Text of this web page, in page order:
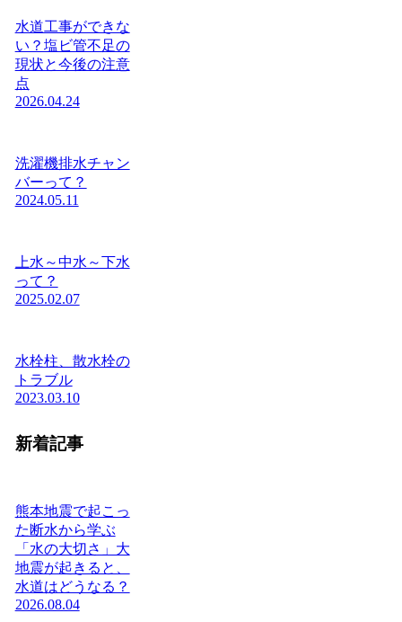
水道工事ができな
い？塩ビ管不足の
現状と今後の注意
点
2026.04.24
洗濯機排水チャン
バーって？
2024.05.11
上水～中水～下水
って？
2025.02.07
水栓柱、散水栓の
トラブル
2023.03.10
新着記事
熊本地震で起こっ
た断水から学ぶ
「水の大切さ」大
地震が起きると、
水道はどうなる？
2026.08.04